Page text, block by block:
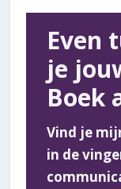
Even
je
Boek
Vind je
in de